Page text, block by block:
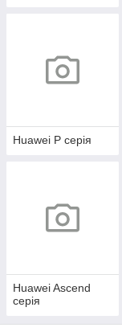
Huawei P серія
Huawei Ascend
серія